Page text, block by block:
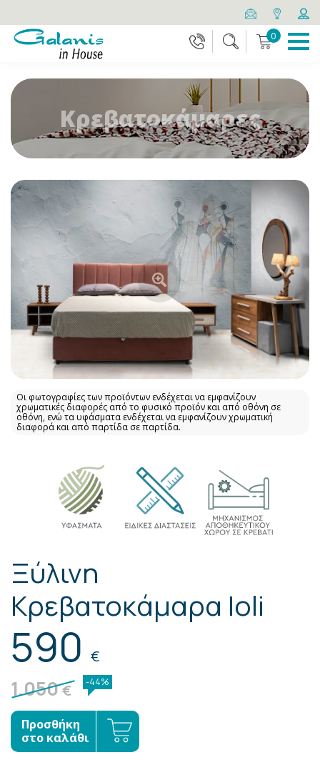
0
Κρεβατοκάμαρες
Οι φωτογραφίες των προϊόντων ενδέχεται να εμφανίζουν
χρωματικές διαφορές από το φυσικό προϊόν και από οθόνη σε
οθόνη, ενώ τα υφάσματα ενδέχεται να εμφανίζουν χρωματική
διαφορά και από παρτίδα σε παρτίδα.
Ξύλινη
Κρεβατοκάμαρα Ioli
590 €
1.050€ -44%
Προσθήκη
στο καλάθι